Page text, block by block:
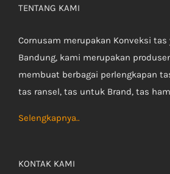
TENTANG KAMI
Cornusam merupakan Konveksi tas
Bandung, kami merupakan
membuat berbagai perlengkapan
tas ransel, tas untuk Brand, tas
Selengkapnya..
KONTAK KAMI